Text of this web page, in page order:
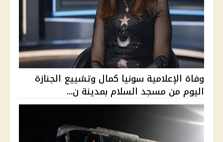
وفاة الإعلامية سونيا كمال وتشييع الجنازة
اليوم من مسجد السلام بمدينة ن...